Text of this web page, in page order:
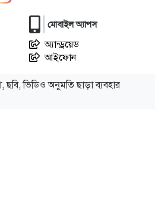
অবস্থান শনাক্ত করে
মোবাইল অ্যাপস
অ্যান্ড্রয়েড
আইফোন
ভিডিও অনুমতি ছাড়া ব্যবহার